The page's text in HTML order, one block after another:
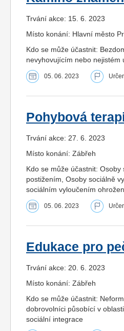
Trvání akce: 15. 6. 2023
Místo konání: Hlavní město
Kdo se může účastnit:
nevyhovujícím nebo nejistém
05. 06. 2023
Pohybová
Trvání akce: 27. 6. 2023
Místo konání: Zábřeh
Kdo se může účastnit: Osoby
postižením, Osoby sociálně
sociálním vyloučením
05. 06. 2023
Edukace pro
Trvání akce: 20. 6. 2023
Místo konání: Zábřeh
Kdo se může účastnit:
dobrovolníci působící v
sociální integrace